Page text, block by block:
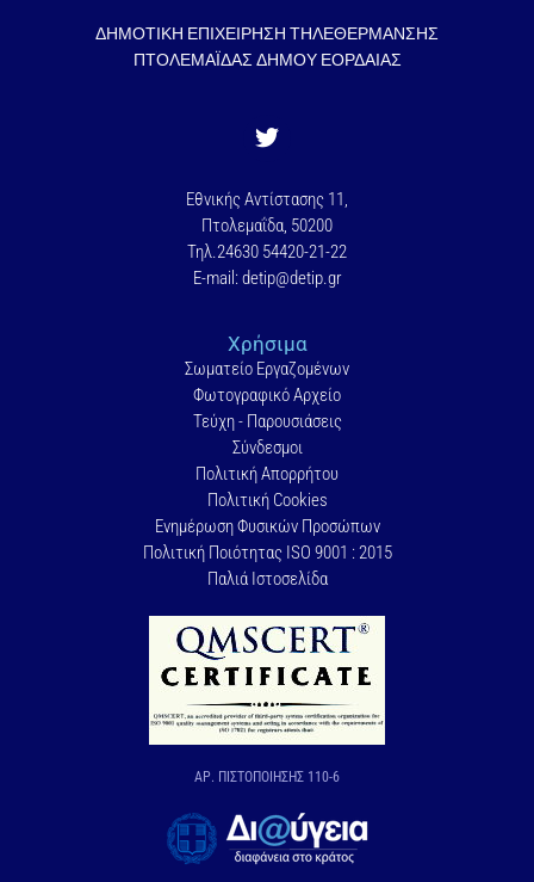
ΔΗΜΟΤΙΚΗ ΕΠΙΧΕΙΡΗΣΗ ΤΗΛΕΘΕΡΜΑΝΣΗΣ
ΠΤΟΛΕΜΑΪΔΑΣ ΔΗΜΟΥ ΕΟΡΔΑΙΑΣ
Εθνικής Αντίστασης 11,
Πτολεμαΐδα, 50200
Τηλ.24630 54420-21-22
E-mail: detip@detip.gr
Χρήσιμα
Σωματείο Εργαζομένων
Φωτογραφικό Αρχείο
Τεύχη - Παρουσιάσεις
Σύνδεσμοι
Πολιτική Απορρήτου
Πολιτική Cookies
Ενημέρωση Φυσικών Προσώπων
Πολιτική Ποιότητας ISO 9001 : 2015
Παλιά Ιστοσελίδα
ΑΡ. ΠΙΣΤΟΠΟΙΗΣΗΣ 110-6